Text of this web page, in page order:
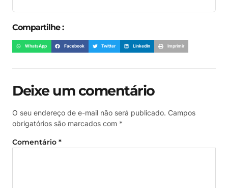
Compartilhe :
WhatsApp Facebook Twitter LinkedIn Imprimir
Deixe um comentário
O seu endereço de e-mail não será publicado. Campos
obrigatórios são marcados com *
Comentário *